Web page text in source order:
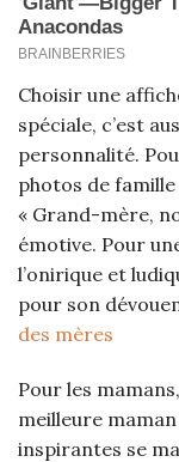
Choisir une
spéciale, c’est
personnalité.
photos de
« Grand-mère,
émotive. Pour
l’onirique et
pour son
des mères
Pour les
meilleure
inspirantes se